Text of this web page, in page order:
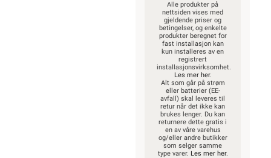
Alle produkter på
nettsiden vises med
gjeldende priser og
betingelser, og enkelte
produkter beregnet for
fast installasjon kan
kun installeres av en
registrert
installasjonsvirksomhet.
Les mer her.
Alt som går på strøm
eller batterier (EE-
avfall) skal leveres til
retur når det ikke kan
brukes lenger. Du kan
returnere dette gratis i
en av våre varehus
og/eller andre butikker
som selger samme
type varer. Les mer her.